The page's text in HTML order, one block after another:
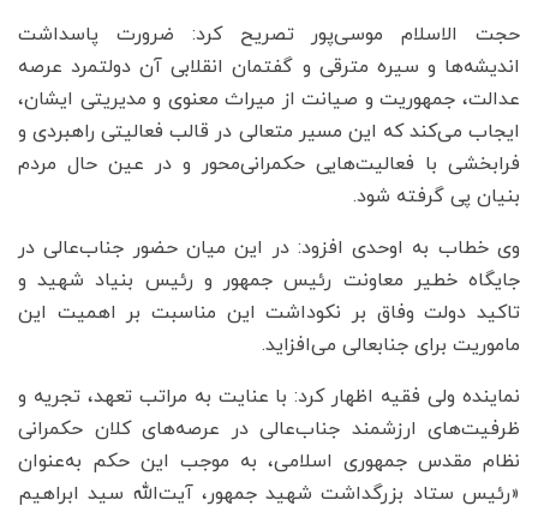
حجت الاسلام موسی‌پور تصریح کرد: ضرورت پاسداشت
اندیشه‌ها و سیره مترقی و گفتمان انقلابی آن دولتمرد عرصه‌
عدالت، جمهوریت و صیانت از میراث معنوی و مدیریتی‌ ایشان،
ایجاب می‌کند که این مسیر متعالی در قالب فعالیتی راهبردی و
فرابخشی با فعالیت‌هایی حکمرانی‌محور و در عین حال مردم
بنیان پی گرفته شود.
وی خطاب به اوحدی افزود: در این میان حضور جناب‌عالی در
جایگاه خطیر معاونت رئیس جمهور و رئیس بنیاد شهید و
تاکید دولت وفاق بر نکوداشت این مناسبت بر اهمیت این
ماموریت برای جنابعالی می‌افزاید.
نماینده ولی فقیه اظهار کرد: با عنایت به مراتب تعهد، تجریه و
ظرفیت‌های ارزشمند جناب‌عالی در عرصه‌های کلان حکمرانی
نظام مقدس جمهوری اسلامی، به موجب این حکم به‌عنوان
«رئیس ستاد بزرگداشت شهید جمهور، آیت‌الله سید ابراهیم